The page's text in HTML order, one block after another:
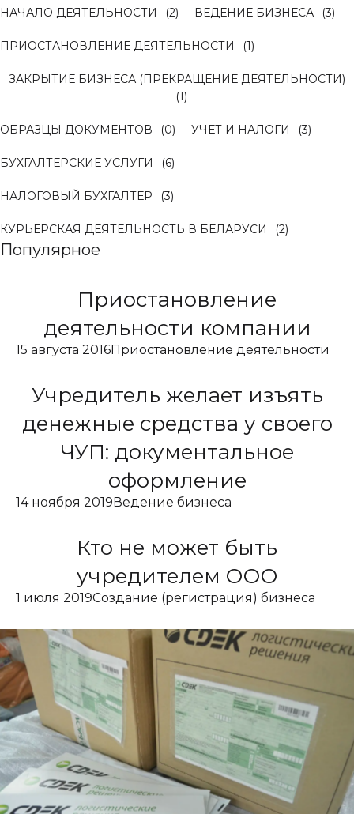
НАЧАЛО ДЕЯТЕЛЬНОСТИ (2) ВЕДЕНИЕ БИЗНЕСА (3)
ПРИОСТАНОВЛЕНИЕ ДЕЯТЕЛЬНОСТИ (1)
ЗАКРЫТИЕ БИЗНЕСА (ПРЕКРАЩЕНИЕ ДЕЯТЕЛЬНОСТИ)
(1)
ОБРАЗЦЫ ДОКУМЕНТОВ (0) УЧЕТ И НАЛОГИ (3)
БУХГАЛТЕРСКИЕ УСЛУГИ (6)
НАЛОГОВЫЙ БУХГАЛТЕР (3)
КУРЬЕРСКАЯ ДЕЯТЕЛЬНОСТЬ В БЕЛАРУСИ (2)
Популярное
Приостановление
деятельности компании
15 августа 2016Приостановление деятельности
Учредитель желает изъять
денежные средства у своего
ЧУП: документальное
оформление
14 ноября 2019Ведение бизнеса
Кто не может быть
учредителем ООО
1 июля 2019Создание (регистрация) бизнеса